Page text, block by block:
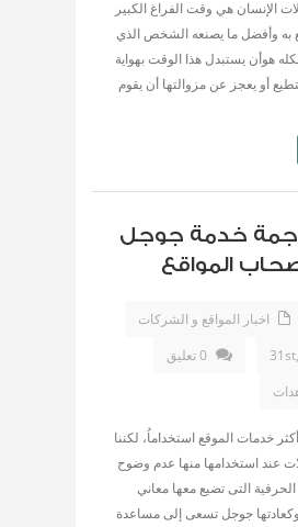
الإنسان هي وقت الفراغ الكبير
به وأفضل ما يصنعه الشخص الذي
هوأن يستبدل هذا الوقت بهواية
أو يعجز عن مزوالتها أن يقوم
خدمة جوجل
المواقع
اخبار المواقع و الشركات
0 تعليق
خدمات الموقع استخداماُ، لكننا
عند استخدامها منها عدم وضوح
الحرفية التى تضيع معها معاني
وكعادتها جوجل تسعى إلى مساعدة